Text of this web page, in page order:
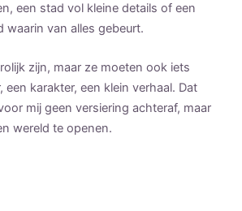
een stad vol kleine details of een
waarin van alles gebeurt.
zijn, maar ze moeten ook iets
een karakter, een klein verhaal. Dat
mij geen versiering achteraf, maar
wereld te openen.